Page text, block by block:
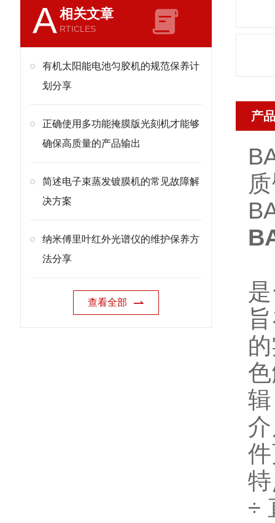
A相关文章
RTICLES
有机太阳能电池匀胶机的规范保养计
划分享
正确使用多功能掩膜版光刻机才能够
确保高质量的产品输出
简述电子束蒸发镀膜机的常见故障解
决方案
纳米傅里叶红外光谱仪的维护保养方
法分享
查看全部
产
÷